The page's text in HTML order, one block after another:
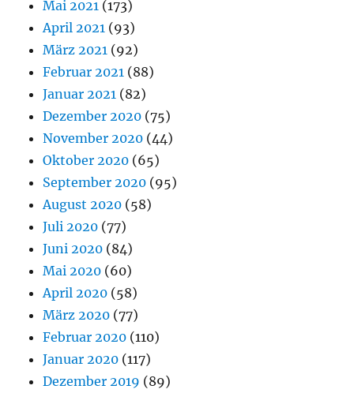
Mai 2021 (173)
April 2021 (93)
März 2021 (92)
Februar 2021 (88)
Januar 2021 (82)
Dezember 2020 (75)
November 2020 (44)
Oktober 2020 (65)
September 2020 (95)
August 2020 (58)
Juli 2020 (77)
Juni 2020 (84)
Mai 2020 (60)
April 2020 (58)
März 2020 (77)
Februar 2020 (110)
Januar 2020 (117)
Dezember 2019 (89)